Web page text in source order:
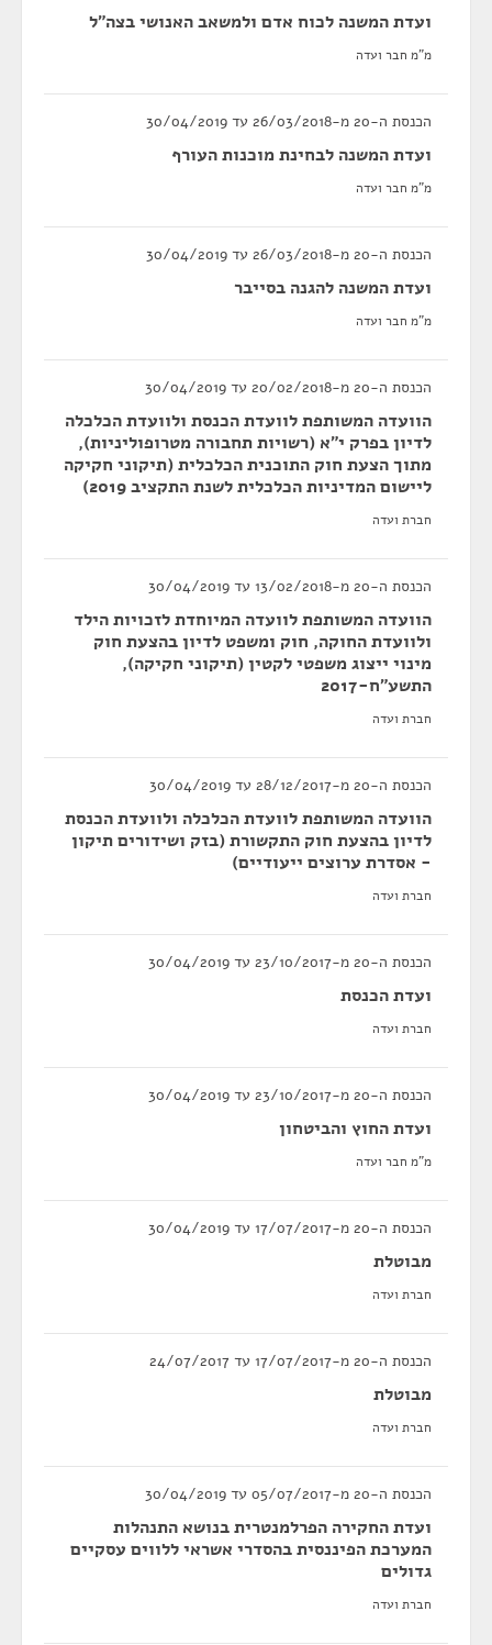
ועדת המשנה לכוח אדם ולמשאב האנושי בצה”ל
מ"מ חבר ועדה
הכנסת ה-20 מ-26/03/2018 עד 30/04/2019
ועדת המשנה לבחינת מוכנות העורף
מ"מ חבר ועדה
הכנסת ה-20 מ-26/03/2018 עד 30/04/2019
ועדת המשנה להגנה בסייבר
מ"מ חבר ועדה
הכנסת ה-20 מ-20/02/2018 עד 30/04/2019
הוועדה המשותפת לוועדת הכנסת ולוועדת הכלכלה
לדיון בפרק י"א (רשויות תחבורה מטרופוליניות),
מתוך הצעת חוק התוכנית הכלכלית (תיקוני חקיקה
ליישום המדיניות הכלכלית לשנת התקציב 2019)
חברת ועדה
הכנסת ה-20 מ-13/02/2018 עד 30/04/2019
הוועדה המשותפת לוועדה המיוחדת לזכויות הילד
ולוועדת החוקה, חוק ומשפט לדיון בהצעת חוק
מינוי ייצוג משפטי לקטין (תיקוני חקיקה),
התשע"ח-2017
חברת ועדה
הכנסת ה-20 מ-28/12/2017 עד 30/04/2019
הוועדה המשותפת לוועדת הכלכלה ולוועדת הכנסת
לדיון בהצעת חוק התקשורת (בזק ושידורים תיקון
- אסדרת ערוצים ייעודיים)
חברת ועדה
הכנסת ה-20 מ-23/10/2017 עד 30/04/2019
ועדת הכנסת
חברת ועדה
הכנסת ה-20 מ-23/10/2017 עד 30/04/2019
ועדת החוץ והביטחון
מ"מ חבר ועדה
הכנסת ה-20 מ-17/07/2017 עד 30/04/2019
מבוטלת
חברת ועדה
הכנסת ה-20 מ-17/07/2017 עד 24/07/2017
מבוטלת
חברת ועדה
הכנסת ה-20 מ-05/07/2017 עד 30/04/2019
ועדת החקירה הפרלמנטרית בנושא התנהלות
המערכת הפיננסית בהסדרי אשראי ללווים עסקיים
גדולים
חברת ועדה